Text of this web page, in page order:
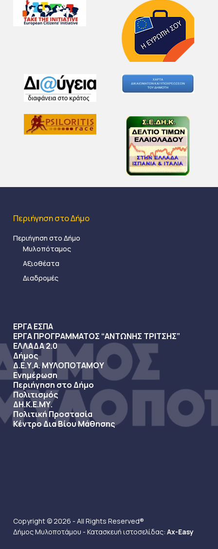
Περιήγηση στο Δήμο
Περιήγηση στο Δήμο
Μυλοπόταμος
Αξιοθέατα
Διαδρομές
ΕΡΓΑ ΕΣΠΑ
ΕΡΓΑ ΠΡΟΓΡΑΜΜΑΤΟΣ “ΑΝΤΩΝΗΣ ΤΡΙΤΣΗΣ”
ΕΛΛΑΔΑ 2.0
Δήμος
Δ.Ε.Υ.Α. ΜΥΛΟΠΟΤΑΜΟΥ
Ενημέρωση
Περιήγηση στο Δήμο
Πολιτισμός
ΔΗ.Κ.Ε.ΜΥ.
Πολιτική Προστασία
Κέντρο Δια Βίου Μάθησης
Copyright © 2026 - All Rights Reserved®
Δήμος Μυλοποτάμου - Κατασκευή ιστοσελίδας: Ax-Easy